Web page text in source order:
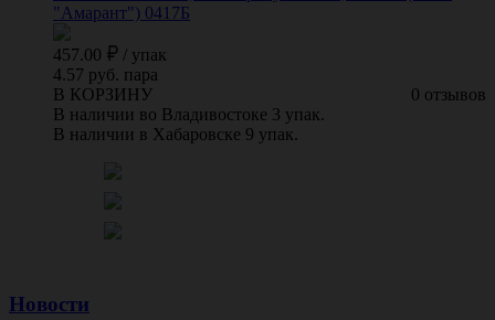
"Амарант") 0417Б
457.00 / упак
4.57 руб. пара
0 отзывов
В КОРЗИНУ
В наличии во Владивостоке 3 упак.
В наличии в Хабаровске 9 упак.
Новости